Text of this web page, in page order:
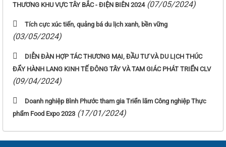
THƯƠNG KHU VỰC TÂY BẮC - ĐIỆN BIÊN 2024 (07/05/2024)
Tích cực xúc tiến, quảng bá du lịch xanh, bền vững
(03/05/2024)
DIỄN ĐÀN HỢP TÁC THƯƠNG MẠI, ĐẦU TƯ VÀ DU LỊCH THÚC
ĐẨY HÀNH LANG KINH TẾ ĐÔNG TÂY VÀ TAM GIÁC PHÁT TRIỂN CLV
(09/04/2024)
Doanh nghiệp Bình Phước tham gia Triển lãm Công nghiệp Thực
phẩm Food Expo 2023 (17/01/2024)